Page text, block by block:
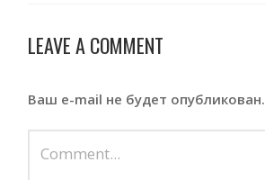
LEAVE A COMMENT
Ваш e-mail не будет опубликован.